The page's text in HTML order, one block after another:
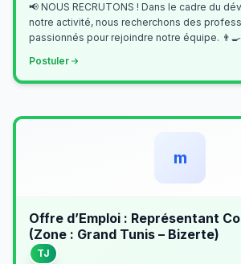
📢 NOUS RECRUTONS ! Dans le cadre du développement de
notre activité, nous recherchons des
passionnés pour rejoindre notre équipe. 👨‍🍳 Pâtissier(ère)
Postuler
m
Offre d’Emploi : Représentant
(Zone : Grand Tunis – Bizerte)
TJ